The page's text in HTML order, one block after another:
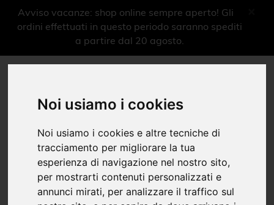
Noi usiamo i cookies
Noi usiamo i cookies e altre tecniche di
tracciamento per migliorare la tua
esperienza di navigazione nel nostro sito,
per mostrarti contenuti personalizzati e
annunci mirati, per analizzare il traffico sul
Avviso vacanze: shop online sempre aperto! Gli
ordini effettuati in questo periodo saranno spediti
a partire dal 20 agosto.
Oggettistica
Linea Opera
| Shop Musei | Arena Sferisterio | Oggettistica